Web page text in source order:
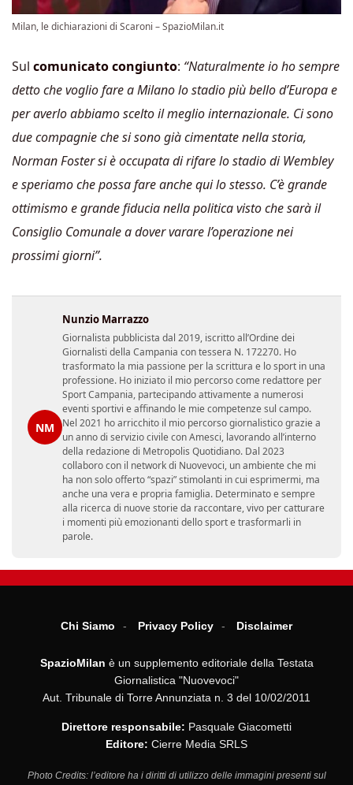
Milan, le dichiarazioni di Scaroni – SpazioMilan.it
Sul comunicato congiunto: “Naturalmente io ho sempre
detto che voglio fare a Milano lo stadio più bello d’Europa e
per averlo abbiamo scelto il meglio internazionale. Ci sono
due compagnie che si sono già cimentate nella storia,
Norman Foster si è occupata di rifare lo stadio di Wembley
e speriamo che possa fare anche qui lo stesso. C’è grande
ottimismo e grande fiducia nella politica visto che sarà il
Consiglio Comunale a dover varare l’operazione nei
prossimi giorni”.
NM
Nunzio Marrazzo
Giornalista pubblicista dal 2019, iscritto all’Ordine dei
Giornalisti della Campania con tessera N. 172270. Ho
trasformato la mia passione per la scrittura e lo sport in una
professione. Ho iniziato il mio percorso come redattore per
Sport Campania, partecipando attivamente a numerosi
eventi sportivi e affinando le mie competenze sul campo.
Nel 2021 ho arricchito il mio percorso giornalistico grazie a
un anno di servizio civile con Amesci, lavorando all’interno
della redazione di Metropolis Quotidiano. Dal 2023
collaboro con il network di Nuovevoci, un ambiente che mi
ha non solo offerto “spazi” stimolanti in cui esprimermi, ma
anche una vera e propria famiglia. Determinato e sempre
alla ricerca di nuove storie da raccontare, vivo per catturare
i momenti più emozionanti dello sport e trasformarli in
parole.
Chi Siamo Privacy Policy Disclaimer
SpazioMilan è un supplemento editoriale della Testata
Giornalistica "Nuovevoci"
Aut. Tribunale di Torre Annunziata n. 3 del 10/02/2011
Direttore responsabile: Pasquale Giacometti
Editore: Cierre Media SRLS
Photo Credits: l’editore ha i diritti di utilizzo delle immagini presenti sul